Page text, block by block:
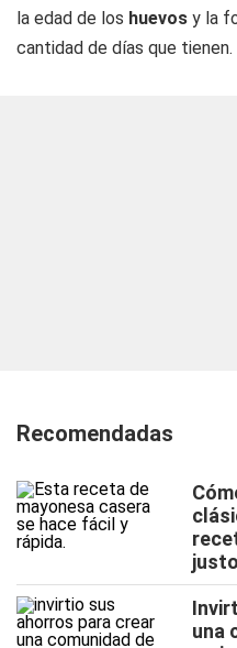
la edad de los huevos y la
cantidad de días que tienen.
Recomendadas
una